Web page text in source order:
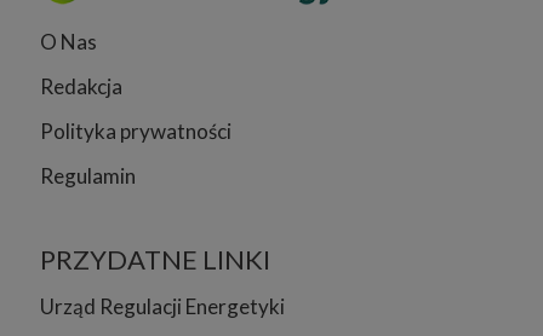
O Nas
Redakcja
Polityka prywatności
Regulamin
PRZYDATNE LINKI
Urząd Regulacji Energetyki